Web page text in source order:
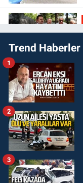
Trend Haberler
1
2
3